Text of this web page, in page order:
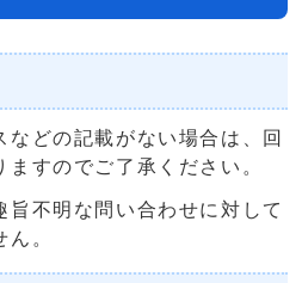
などの記載がない場合は、回
すのでご了承ください。
旨不明な問い合わせに対して
。